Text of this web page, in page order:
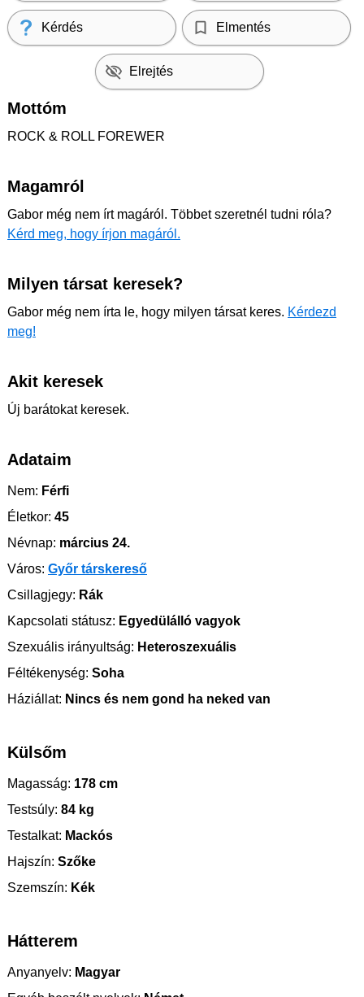
Kérdés Elmentés
Elrejtés
Mottóm
ROCK & ROLL FOREWER
Magamról
Gabor még nem írt magáról. Többet szeretnél tudni róla?
Kérd meg, hogy írjon magáról.
Milyen társat keresek?
Gabor még nem írta le, hogy milyen társat keres. Kérdezd
meg!
Akit keresek
Új barátokat keresek.
Adataim
Nem: Férfi
Életkor: 45
Névnap: március 24.
Város: Győr társkereső
Csillagjegy: Rák
Kapcsolati státusz: Egyedülálló vagyok
Szexuális irányultság: Heteroszexuális
Féltékenység: Soha
Háziállat: Nincs és nem gond ha neked van
Külsőm
Magasság: 178 cm
Testsúly: 84 kg
Testalkat: Mackós
Hajszín: Szőke
Szemszín: Kék
Hátterem
Anyanyelv: Magyar